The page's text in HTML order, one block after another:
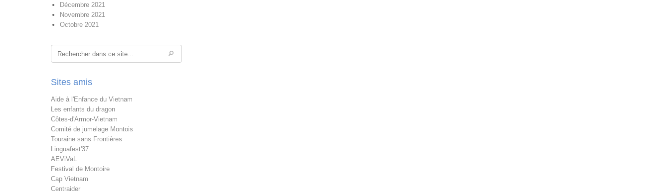
Décembre 2021
Novembre 2021
Octobre 2021
Rechercher
Sites amis
Aide à l'Enfance du Vietnam
Les enfants du dragon
Côtes-d'Armor-Vietnam
Comité de jumelage Montois
Touraine sans Frontières
Linguafest'37
AEViVaL
Festival de Montoire
Cap Vietnam
Centraider